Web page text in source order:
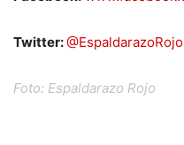
Twitter:@EspaldarazoRojo
Foto: Espaldarazo Rojo